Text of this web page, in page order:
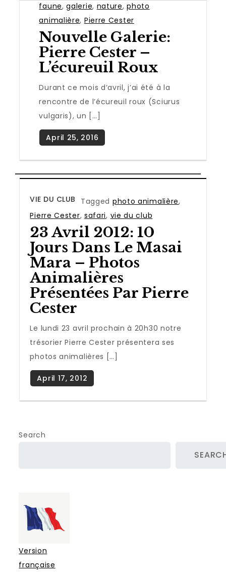
faune,galerie, nature,photo
animalière, Pierre Cester
Nouvelle Galerie:
Pierre Cester –
L’écureuil Roux
Durant ce mois d’avril, j’ai été à la
rencontre de l’écureuil roux (Sciurus
vulgaris), un […]
VIE DU CLUB Tagged photo animalière,
Pierre Cester, safari, vie du club
23 Avril 2012: 10
Jours Dans Le Masai
Mara – Photos
Animalières
Présentées Par Pierre
Cester
Le lundi 23 avril prochain à 20h30 notre
trésorier Pierre Cester présentera ses
photos animalières […]
Search
Version
française